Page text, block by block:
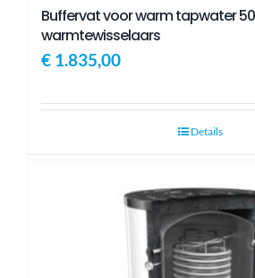
Buffervat voor warm tapwater
warmtewisselaars
€ 1.835,00
Details